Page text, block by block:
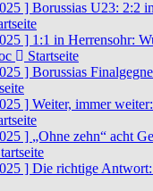
] Borussias U23: 2:2
] 1:1 in Herrensohr:
Startseite
] Borussias
] Weiter, immer
] „Ohne zehn“ acht
] Die richtige